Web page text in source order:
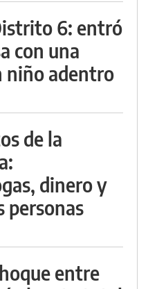
6: entró
con una
niño adentro
de la
dinero y
personas
entre